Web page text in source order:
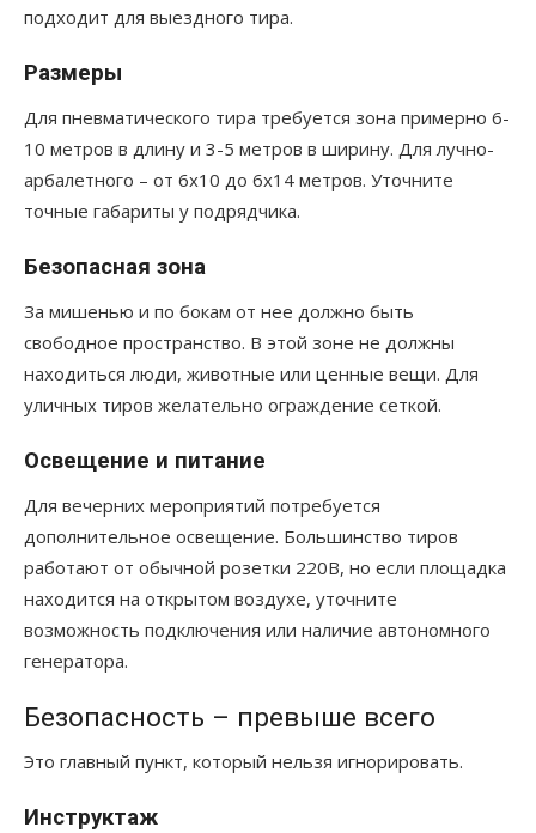
подходит для выездного тира.
Размеры
Для пневматического тира требуется зона примерно 6-
10 метров в длину и 3-5 метров в ширину. Для лучно-
арбалетного – от 6х10 до 6х14 метров. Уточните
точные габариты у подрядчика.
Безопасная зона
За мишенью и по бокам от нее должно быть
свободное пространство. В этой зоне не должны
находиться люди, животные или ценные вещи. Для
уличных тиров желательно ограждение сеткой.
Освещение и питание
Для вечерних мероприятий потребуется
дополнительное освещение. Большинство тиров
работают от обычной розетки 220В, но если площадка
находится на открытом воздухе, уточните
возможность подключения или наличие автономного
генератора.
Безопасность – превыше всего
Это главный пункт, который нельзя игнорировать.
Инструктаж